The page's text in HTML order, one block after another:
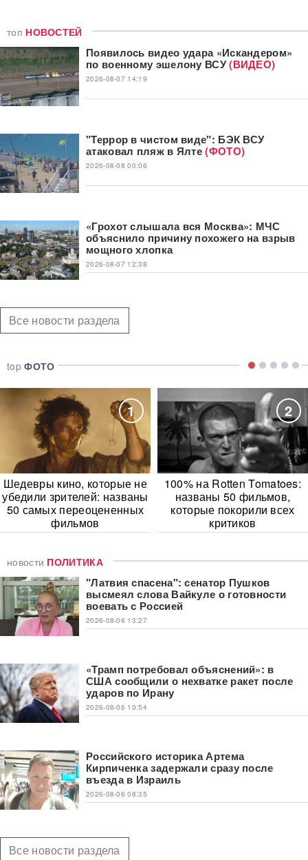
топ НОВОСТЕЙ
Появилось видео удара «Искандером»
по военному эшелону ВСУ(ВИДЕО)
2026-08-07 14:19
"Террор в чистом виде": БЭК ВСУ
атаковал пляж в Ялте(ФОТО)
2026-08-08 00:06
«Грохот слышала вся Москва»: МЧС
объяснило причину похожего на взрыв
мощного хлопка
2026-08-07 12:38
Все новости раздела
topФОТО
1
Шедевры кино, которые не
убедили зрителей: названы
50 самых переоцененных
фильмов
2
100% на Rotten Tomatoes:
названы 50 фильмов,
которые покорили всех
критиков
новости ПОЛИТИКА
"Латвия спасена": сенатор Пушков
высмеял слова Вайкуле о готовности
воевать с Россией
2026-08-06 13:27
«Трамп потребовал объяснений»: в
США сообщили о нехватке ракет после
ударов по Ирану
2026-08-06 10:54
Российского историка Артема
Кирпиченка задержали сразу после
въезда в Израиль
2026-08-06 08:35
Все новости раздела